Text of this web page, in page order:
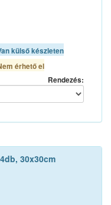
külső készleten
érhető el
Rendezés:
30x30cm